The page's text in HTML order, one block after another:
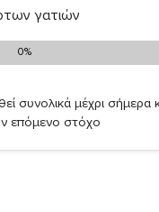
γατιών
0%
0%
συνολικά μέχρι σήμερα
επόμενο στόχο